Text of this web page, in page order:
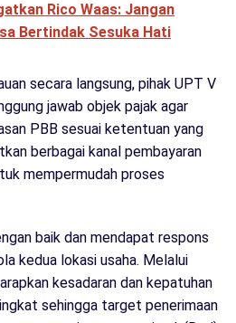
Rico Waas: Jangan
Bertindak Sesuka Hati
secara langsung, pihak UPT V
jawab objek pajak agar
PBB sesuai ketentuan yang
berbagai kanal pembayaran
mempermudah proses
baik dan mendapat respons
kedua lokasi usaha. Melalui
kesadaran dan kepatuhan
sehingga target penerimaan